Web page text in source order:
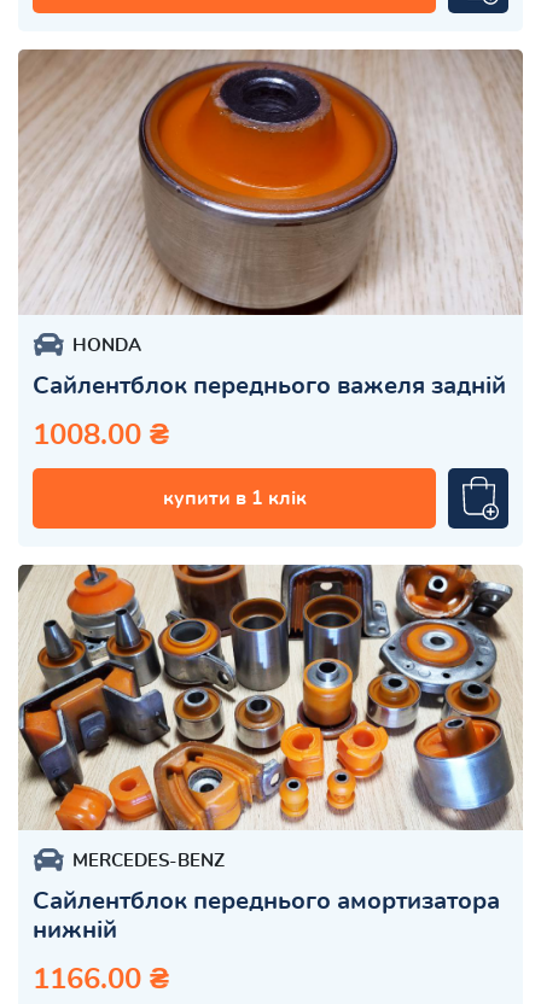
HONDA
Сайлентблок переднього важеля задній
1008.00 ₴
купити в 1 клік
MERCEDES-BENZ
Сайлентблок переднього амортизатора
нижній
1166.00 ₴